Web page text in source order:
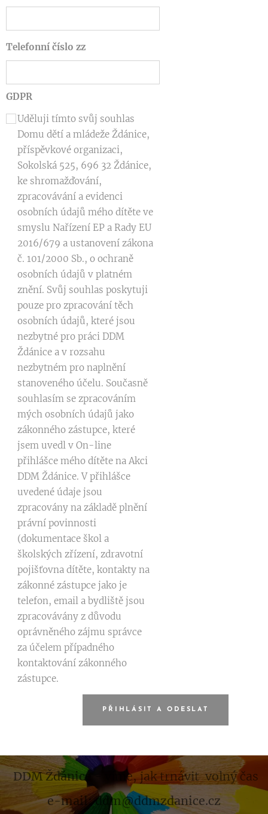
Telefonní číslo zz
GDPR
Uděluji tímto svůj souhlas
Domu dětí a mládeže Ždánice,
příspěvkové organizaci,
Sokolská 525, 696 32 Ždánice,
ke shromažďování,
zpracovávání a evidenci
osobních údajů mého dítěte ve
smyslu Nařízení EP a Rady EU
2016/679 a ustanovení zákona
č. 101/2000 Sb., o ochraně
osobních údajů v platném
znění. Svůj souhlas poskytuji
pouze pro zpracování těch
osobních údajů, které jsou
nezbytné pro práci DDM
Ždánice a v rozsahu
nezbytném pro naplnění
stanoveného účelu. Současně
souhlasím se zpracováním
mých osobních údajů jako
zákonného zástupce, které
jsem uvedl v On-line
přihlášce mého dítěte na Akci
DDM Ždánice. V přihlášce
uvedené údaje jsou
zpracovány na základě plnění
právní povinnosti
(dokumentace škol a
školských zřízení, zdravotní
pojišťovna dítěte, kontakty na
zákonné zástupce jako je
telefon, email a bydliště jsou
zpracovávány z důvodu
oprávněného zájmu správce
za účelem případného
kontaktování zákonného
zástupce.
PŘIHLÁSIT A ODESLAT
DDM Ždánice
- víme, jak trnávit volný čas
e-mail: ddm@ddmzdanice.cz